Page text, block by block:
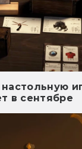
в сентябре